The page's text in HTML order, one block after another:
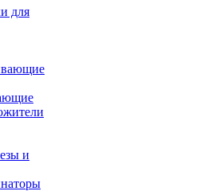
для
и